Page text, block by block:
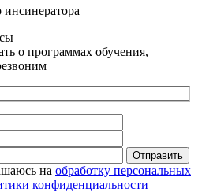
о программах обучения,
Отправить
на обработку персональных
конфиденциальности